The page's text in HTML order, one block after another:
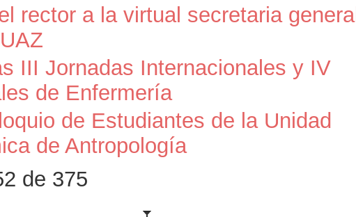
rector a la virtual secretaria general
III Jornadas Internacionales y IV
de Enfermería
de Estudiantes de la Unidad
de Antropología
de 375